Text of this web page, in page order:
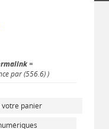
=
par (556.6) )
panier